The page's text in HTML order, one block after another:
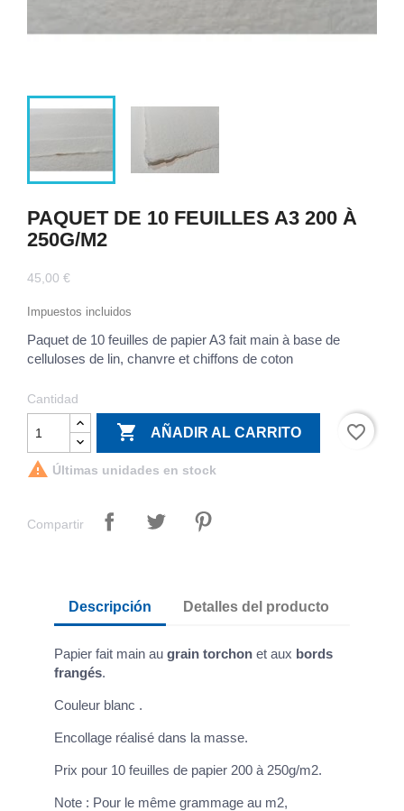
PAQUET DE 10 FEUILLES A3 200 À
250G/M2
45,00 €
Impuestos incluidos
Paquet de 10 feuilles de papier A3 fait main à base de
celluloses de lin, chanvre et chiffons de coton
Cantidad
 AÑADIR AL CARRITO
favorite_border
 Últimas unidades en stock
Compartir
Descripción Detalles del producto
Papier fait main au grain torchon et aux bords
frangés.
Couleur blanc .
Encollage réalisé dans la masse.
Prix pour 10 feuilles de papier 200 à 250g/m2.
Note : Pour le même grammage au m2,